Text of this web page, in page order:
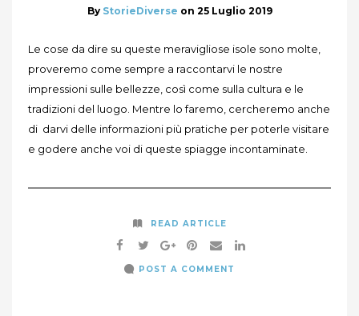
By StorieDiverse on 25 Luglio 2019
Le cose da dire su queste meravigliose isole sono molte,
proveremo come sempre a raccontarvi le nostre
impressioni sulle bellezze, così come sulla cultura e le
tradizioni del luogo. Mentre lo faremo, cercheremo anche
di darvi delle informazioni più pratiche per poterle visitare
e godere anche voi di queste spiagge incontaminate.
READ ARTICLE
POST A COMMENT